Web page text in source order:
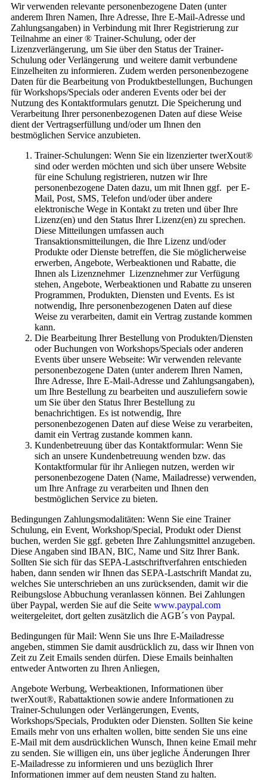
Wir verwenden relevante personenbezogene Daten (unter
anderem Ihren Namen, Ihre Adresse, Ihre E-Mail-Adresse und
Zahlungsangaben) in Verbindung mit Ihrer Registrierung zur
Teilnahme an einer ® Trainer-Schulung, oder der
Lizenzverlängerung, um Sie über den Status der Trainer-
Schulung oder Verlängerung und weitere damit verbundene
Einzelheiten zu informieren. Zudem werden personenbezogene
Daten für die Bearbeitung von Produktbestellungen, Buchungen
für Workshops/Specials oder anderen Events oder bei der
Nutzung des Kontaktformulars genutzt. Die Speicherung und
Verarbeitung Ihrer personenbezogenen Daten auf diese Weise
dient der Vertragserfüllung und/oder um Ihnen den
bestmöglichen Service anzubieten.
Trainer-Schulungen: Wenn Sie ein lizenzierter twerXout®
sind oder werden möchten und sich über unsere Website
für eine Schulung registrieren, nutzen wir Ihre
personenbezogene Daten dazu, um mit Ihnen ggf. per E-
Mail, Post, SMS, Telefon und/oder über andere
elektronische Wege in Kontakt zu treten und über Ihre
Lizenz(en) und den Status Ihrer Lizenz(en) zu sprechen.
Diese Mitteilungen umfassen auch
Transaktionsmitteilungen, die Ihre Lizenz und/oder
Produkte oder Dienste betreffen, die Sie möglicherweise
erwerben, Angebote, Werbeaktionen und Rabatte, die
Ihnen als Lizenznehmer Lizenznehmer zur Verfügung
stehen, Angebote, Werbeaktionen und Rabatte zu unseren
Programmen, Produkten, Diensten und Events. Es ist
notwendig, Ihre personenbezogenen Daten auf diese
Weise zu verarbeiten, damit ein Vertrag zustande kommen
kann.
Die Bearbeitung Ihrer Bestellung von Produkten/Diensten
oder Buchungen von Workshops/Specials oder anderen
Events über unsere Webseite: Wir verwenden relevante
personenbezogene Daten (unter anderem Ihren Namen,
Ihre Adresse, Ihre E-Mail-Adresse und Zahlungsangaben),
um Ihre Bestellung zu bearbeiten und auszuliefern sowie
um Sie über den Status Ihrer Bestellung zu
benachrichtigen. Es ist notwendig, Ihre
personenbezogenen Daten auf diese Weise zu verarbeiten,
damit ein Vertrag zustande kommen kann.
Kundenbetreuung über das Kontaktformular: Wenn Sie
sich an unsere Kundenbetreuung wenden bzw. das
Kontaktformular für ihr Anliegen nutzen, werden wir
personenbezogene Daten (Name, Mailadresse) verwenden,
um Ihre Anfrage zu verarbeiten und Ihnen den
bestmöglichen Service zu bieten.
Bedingungen Zahlungsmodalitäten: Wenn Sie eine Trainer
Schulung, ein Event, Workshop/Special, Produkt oder Dienst
buchen, werden Sie ggf. gebeten Ihre Zahlungsmittel anzugeben.
Diese Angaben sind IBAN, BIC, Name und Sitz Ihrer Bank.
Sollten Sie sich für das SEPA-Lastschriftverfahren entschieden
haben, dann senden wir Ihnen das SEPA-Lastschrift Mandat zu,
welches Sie unterschrieben an uns zurücksenden, damit wir die
Reibungslose Abbuchung veranlassen können. Bei Zahlungen
über Paypal, werden Sie auf die Seite www.paypal.com
weitergeleitet, dort gelten zusätzlich die AGB´s von Paypal.
Bedingungen für Mail: Wenn Sie uns Ihre E-Mailadresse
angeben, stimmen Sie damit ausdrücklich zu, dass wir Ihnen von
Zeit zu Zeit Emails senden dürfen. Diese Emails beinhalten
entweder Antworten zu Ihren Anliegen,
Angebote Werbung, Werbeaktionen, Informationen über
twerXout®, Rabattaktionen sowie andere Informationen zu
Trainer-Schulungen oder Verlängerungen, Events,
Workshops/Specials, Produkten oder Diensten. Sollten Sie keine
Emails mehr von uns erhalten wollen, bitte senden Sie uns eine
E-Mail mit dem ausdrücklichen Wunsch, Ihnen keine Email mehr
zu senden. Sie willigen ein, uns über jegliche Änderungen Ihrer
E-Mailadresse zu informieren und uns bezüglich Ihrer
Informationen immer auf dem neusten Stand zu halten.